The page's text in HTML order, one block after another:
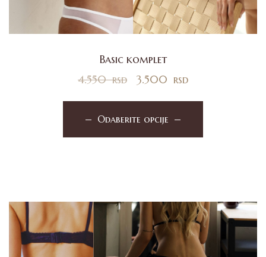
Basic komplet
4.550rsd 3.500 rsd
Odaberite opcije